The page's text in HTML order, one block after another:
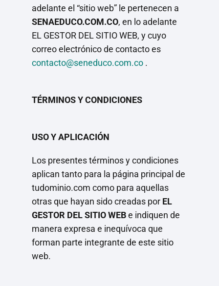
adelante el “sitio web” le pertenecen a
SENAEDUCO.COM.CO, en lo adelante
EL GESTOR DEL SITIO WEB, y cuyo
correo electrónico de contacto es
contacto@seneduco.com.co .
TÉRMINOS Y CONDICIONES
USO Y APLICACIÓN
Los presentes términos y condiciones
aplican tanto para la página principal de
tudominio.com como para aquellas
otras que hayan sido creadas por EL
GESTOR DEL SITIO WEBe indiquen de
manera expresa e inequívoca que
forman parte integrante de este sitio
web.